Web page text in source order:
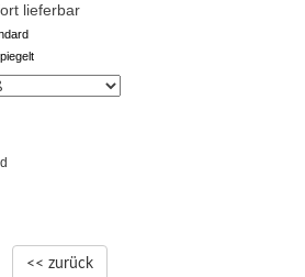
lieferbar
<< zurück